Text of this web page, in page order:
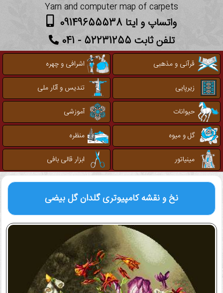
Yarn and computer map of carpets
واتساپ و ایتا 09149655538
تلفن ثابت 52231255 - 041
قرآنی و مذهبی
اشرافی و چهره
زیرپایی
تندیس و آثار ملی
حیوانات
آموزشی
گل و میوه
منظره
مینیاتور
ابزار قالی بافی
نخ و نقشه کامپیوتریگلدان گل بیضی